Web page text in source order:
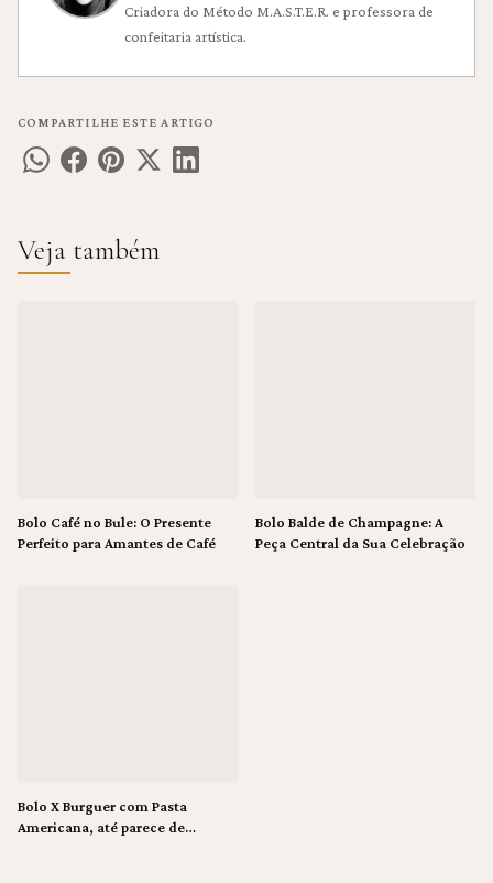
Criadora do Método M.A.S.T.E.R. e professora de
confeitaria artística.
COMPARTILHE ESTE ARTIGO
Veja também
Bolo Café no Bule: O Presente
Perfeito para Amantes de Café
Bolo Balde de Champagne: A
Peça Central da Sua Celebração
Bolo X Burguer com Pasta
Americana, até parece de